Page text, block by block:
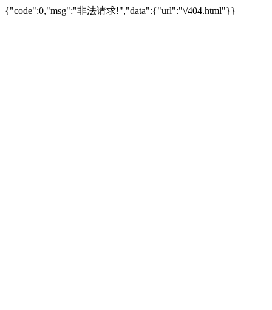
{"code":0,"msg":"非法请求!","data":{"url":"\/404.html"}}